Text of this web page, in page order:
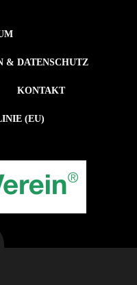
& DATENSCHUTZ
KONTAKT
(EU)